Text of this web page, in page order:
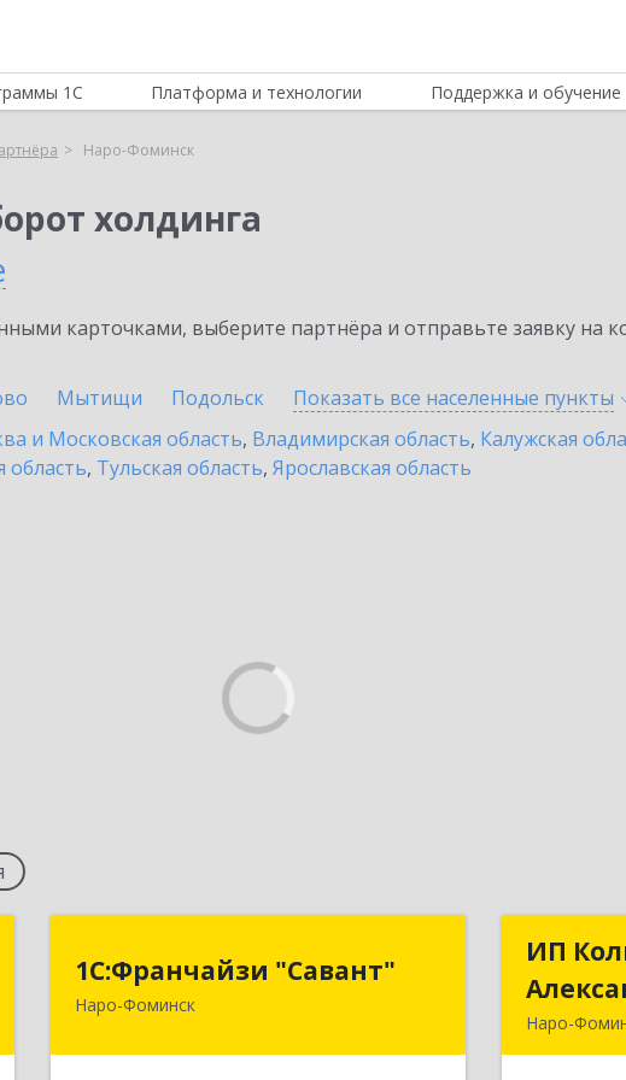
1С Платформа и технологии Поддержка и обучение
Наро-Фоминск
холдинга
карточками, выберите партнёра и отправьте заявку на
Мытищи Подольск Показать все населенные пункты
и Московская область, Владимирская область, Калужская
область, Тульская область, Ярославская область
1С:Франчайзи "Савант"
Наро-Фоминск
1С:Франчайзи "Савант"
143306, Московская обл, Наро-
ИП
Наро-